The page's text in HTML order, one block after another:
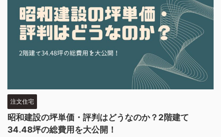
注文住宅
昭和建設の坪単価・評判はどうなのか？2階建て
34.48坪の総費用を大公開！